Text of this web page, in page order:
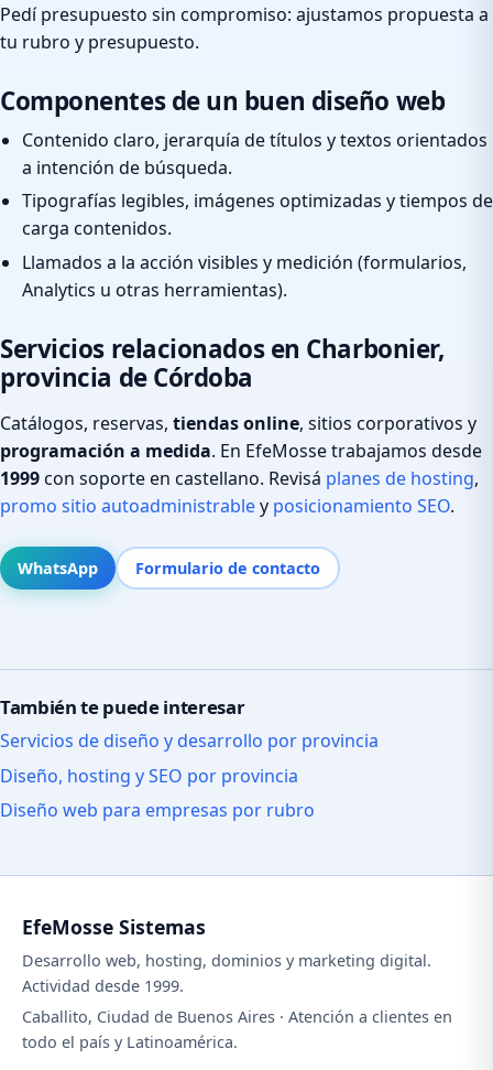
Pedí presupuesto sin compromiso: ajustamos propuesta a
tu rubro y presupuesto.
Componentes de un buen diseño web
Contenido claro, jerarquía de títulos y textos orientados
a intención de búsqueda.
Tipografías legibles, imágenes optimizadas y tiempos de
carga contenidos.
Llamados a la acción visibles y medición (formularios,
Analytics u otras herramientas).
Servicios relacionados en Charbonier,
provincia de Córdoba
Catálogos, reservas, tiendas online, sitios corporativos y
programación a medida. En EfeMosse trabajamos desde
1999con soporte en castellano. Revisá planes de hosting,
promo sitio autoadministrabley posicionamiento SEO.
WhatsApp Formulario de contacto
También te puede interesar
Servicios de diseño y desarrollo por provincia
Diseño, hosting y SEO por provincia
Diseño web para empresas por rubro
EfeMosse Sistemas
Desarrollo web, hosting, dominios y marketing digital.
Actividad desde 1999.
Caballito, Ciudad de Buenos Aires · Atención a clientes en
todo el país y Latinoamérica.